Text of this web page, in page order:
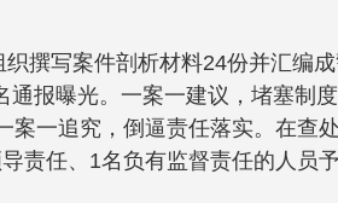
撰写案件剖析材料24份并汇编
报曝光。一案一建议，堵塞制
一追究，倒逼责任落实。在查
责任、1名负有监督责任的人员予